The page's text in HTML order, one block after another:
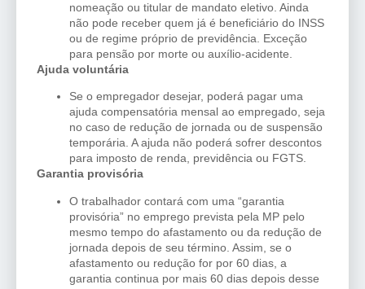
nomeação ou titular de mandato eletivo. Ainda
não pode receber quem já é beneficiário do INSS
ou de regime próprio de previdência. Exceção
para pensão por morte ou auxílio-acidente.
Ajuda voluntária
Se o empregador desejar, poderá pagar uma
ajuda compensatória mensal ao empregado, seja
no caso de redução de jornada ou de suspensão
temporária. A ajuda não poderá sofrer descontos
para imposto de renda, previdência ou FGTS.
Garantia provisória
O trabalhador contará com uma “garantia
provisória” no emprego prevista pela MP pelo
mesmo tempo do afastamento ou da redução de
jornada depois de seu término. Assim, se o
afastamento ou redução for por 60 dias, a
garantia continua por mais 60 dias depois desse